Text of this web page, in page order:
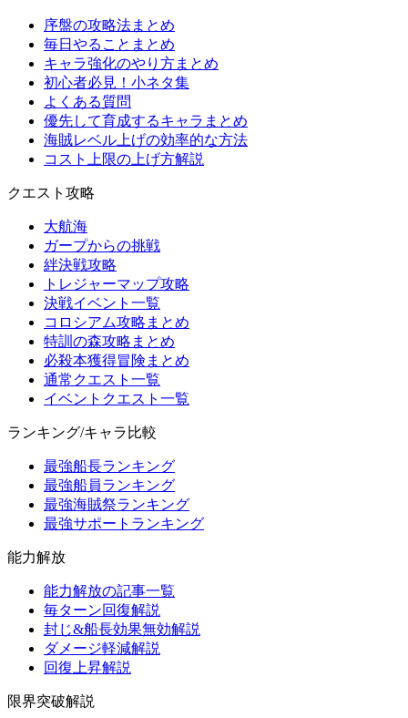
序盤の攻略法まとめ
毎日やることまとめ
キャラ強化のやり方まとめ
初心者必見！小ネタ集
よくある質問
優先して育成するキャラまとめ
海賊レベル上げの効率的な方法
コスト上限の上げ方解説
クエスト攻略
大航海
ガープからの挑戦
絆決戦攻略
トレジャーマップ攻略
決戦イベント一覧
コロシアム攻略まとめ
特訓の森攻略まとめ
必殺本獲得冒険まとめ
通常クエスト一覧
イベントクエスト一覧
ランキング/キャラ比較
最強船長ランキング
最強船員ランキング
最強海賊祭ランキング
最強サポートランキング
能力解放
能力解放の記事一覧
毎ターン回復解説
封じ&船長効果無効解説
ダメージ軽減解説
回復上昇解説
限界突破解説